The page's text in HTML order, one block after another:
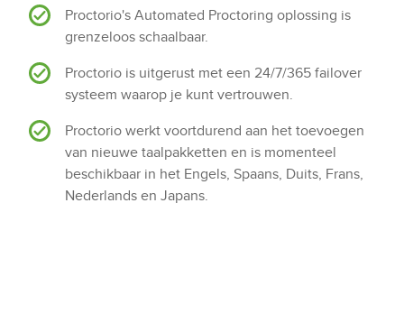
Proctorio's Automated Proctoring oplossing is
grenzeloos schaalbaar.
Proctorio is uitgerust met een 24/7/365 failover
systeem waarop je kunt vertrouwen.
Proctorio werkt voortdurend aan het toevoegen
van nieuwe taalpakketten en is momenteel
beschikbaar in het Engels, Spaans, Duits, Frans,
Nederlands en Japans.